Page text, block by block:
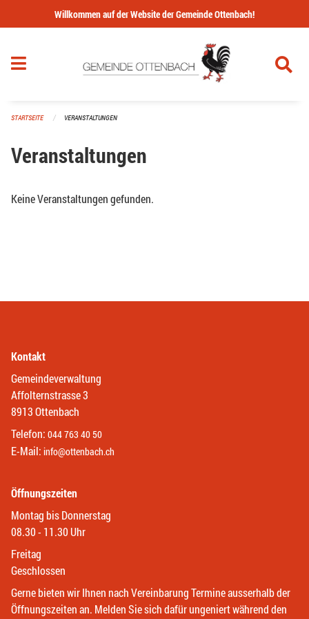
Navigation überspringen
Willkommen auf der Website der Gemeinde Ottenbach!
STARTSEITE VERANSTALTUNGEN
Veranstaltungen
Keine Veranstaltungen gefunden.
Kontakt
Gemeindeverwaltung
Affolternstrasse 3
8913 Ottenbach
Telefon: 044 763 40 50
E-Mail: info@ottenbach.ch
Öffnungszeiten
Montag bis Donnerstag
08.30 - 11.30 Uhr
Freitag
Geschlossen
Gerne bieten wir Ihnen nach Vereinbarung Termine ausserhalb der
Öffnungszeiten an. Melden Sie sich dafür ungeniert während den